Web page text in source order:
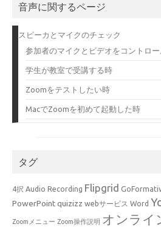
音声に関するページ
スピーカとマイクのチェック
参加者のマイクとビデオをコントロ
学生が教室で受講する時
Zoomをテストしたい時
MacでZoomを初めて起動した時
タグ
4択 Audio Recording Flipgrid
PowerPointquizizz webサービス Word
Zoomメニュー Zoom操作説明 オンライ